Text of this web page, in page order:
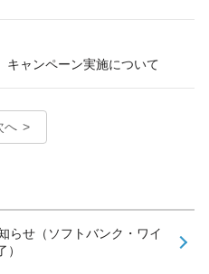
キャンペーン実施について
へ
らせ（ソフトバンク・ワイ